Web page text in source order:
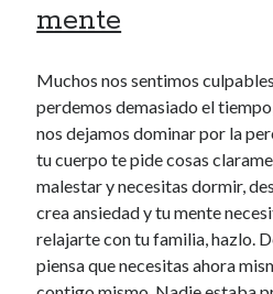
mente
Muchos nos sentimos
perdemos demasiado el
nos dejamos dominar por la
tu cuerpo te pide cosas
malestar y necesitas dormir,
crea ansiedad y tu mente
relajarte con tu familia, hazlo.
piensa que necesitas ahora